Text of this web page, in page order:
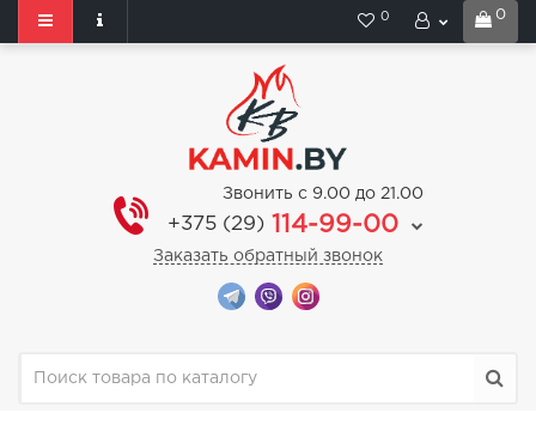
0
0
Звонить с 9.00 до 21.00
+375 (29) 114-99-00
Заказать обратный звонок